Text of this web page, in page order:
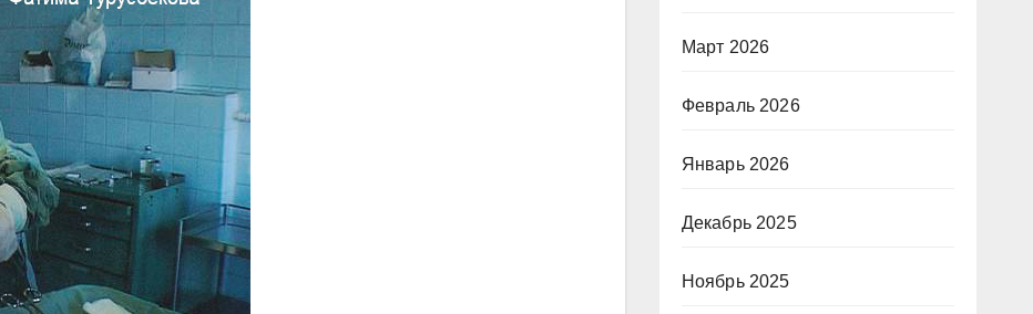
Март 2026
Февраль 2026
Январь 2026
Декабрь 2025
Ноябрь 2025